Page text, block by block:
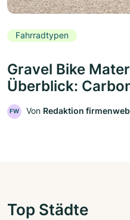
Fahrradtypen
Gravel Bike
Überblick:
FW Von Redaktion
Top Städte